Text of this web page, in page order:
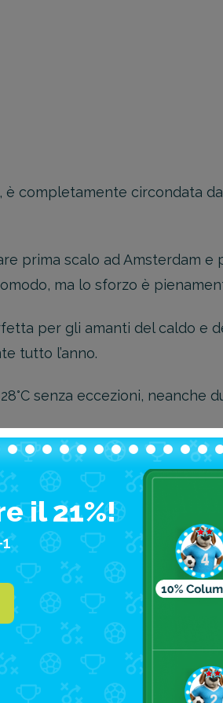
completamente circondata
prima scalo ad Amsterdam e
ma lo sforzo è
per gli amanti del caldo e
tutto l’anno.
senza eccezioni, neanche
e luoghi da visitare, a partire
tedesca SS Antilla,
Beach e la Mangel Halto,
di visitare le caratteristiche e
e monumenti in perfetto stile
Lighthouse, il famoso faro
il 21%!